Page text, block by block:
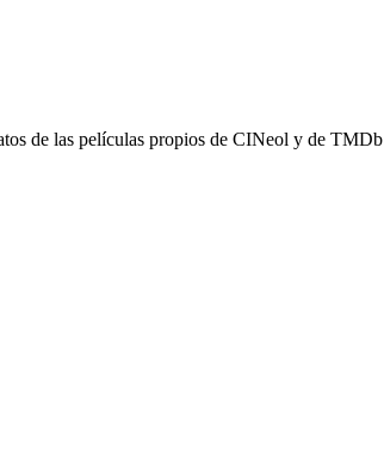
de las películas propios de CINeol y de TMDb